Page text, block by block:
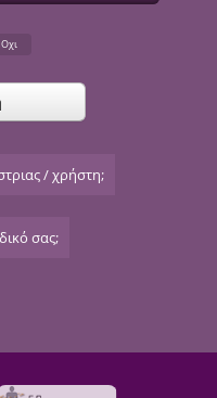
/ χρήστη;
σας;